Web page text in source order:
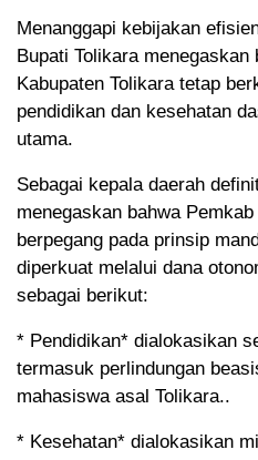
Menanggapi kebijakan
Bupati Tolikara menegaskan
Kabupaten Tolikara tetap
pendidikan dan kesehatan
utama.
Sebagai kepala daerah
menegaskan bahwa
berpegang pada prinsip
diperkuat melalui dana
sebagai berikut:
* Pendidikan* dialokasikan
termasuk perlindungan
mahasiswa asal Tolikara..
* Kesehatan* dialokasikan